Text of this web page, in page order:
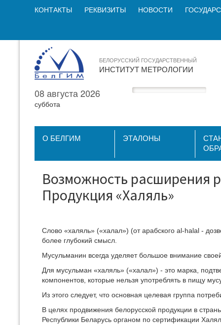
КОНТАКТЫ РЕКВИЗИТЫ НОВОСТИ
БЕЛОРУССКИЙ ГОСУДАРСТВЕННЫЙ
ИНСТИТУТ МЕТРОЛОГИИ
08 августа 2026
суббота
О БЕЛГИМ ЭТАЛОНЫ
Возможность расширения
Продукция «Халяль»
Слово «халяль» («халал») (от арабского al-halal -
более глубокий смысл.
Мусульманин всегда уделяет большое внимание
Для мусульман «халяль» («халал») - это марка,
компонентов, которые нельзя употреблять в пищу
Из этого следует, что основная целевая группа
В целях продвижения белорусской продукции в
Республики Беларусь органом по сертификации